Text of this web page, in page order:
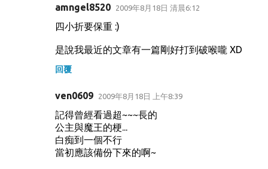
amngel8520 2009年8月18日 清晨6:12
四小折要保重 :)
是說我最近的文章有一篇剛好打到破喉嚨 XD
回覆
ven0609 2009年8月18日 上午8:39
記得曾經看過超~~~長的
公主與魔王的梗...
白痴到一個不行
當初應該備份下來的啊~